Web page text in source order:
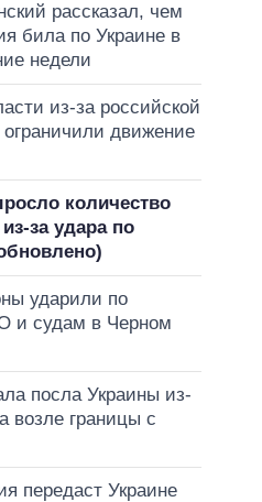
рассказал, чем
била по Украине в
недели
из-за российской
ограничили движение
количество
за удара по
ударили по
и судам в Черном
посла Украины из-
возле границы с
передаст Украине